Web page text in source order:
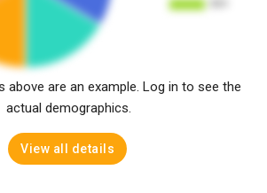
above are an example. Log in to see the
actual demographics.
View all details